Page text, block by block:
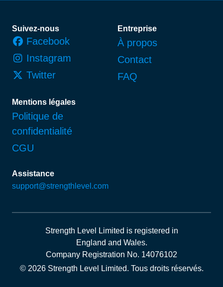
Pied de page
Suivez-nous
Facebook
Instagram
Twitter
Entreprise
À propos
Contact
FAQ
Mentions légales
Politique de
confidentialité
CGU
Assistance
support@strengthlevel.com
Strength Level Limited is registered in
England and Wales.
Company Registration No. 14076102
© 2026 Strength Level Limited. Tous droits réservés.